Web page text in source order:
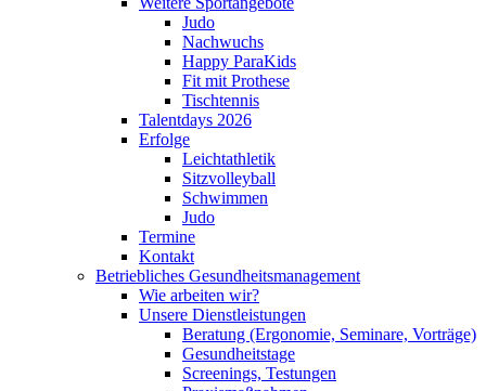
Judo
Nachwuchs
Happy ParaKids
Fit mit Prothese
Tischtennis
Talentdays 2026
Erfolge
Leichtathletik
Sitzvolleyball
Schwimmen
Judo
Termine
Kontakt
Betriebliches Gesundheits­management
Wie arbeiten wir?
Unsere Dienstleistungen
Beratung (Ergonomie, Seminare, Vorträge)
Gesundheitstage
Screenings, Testungen